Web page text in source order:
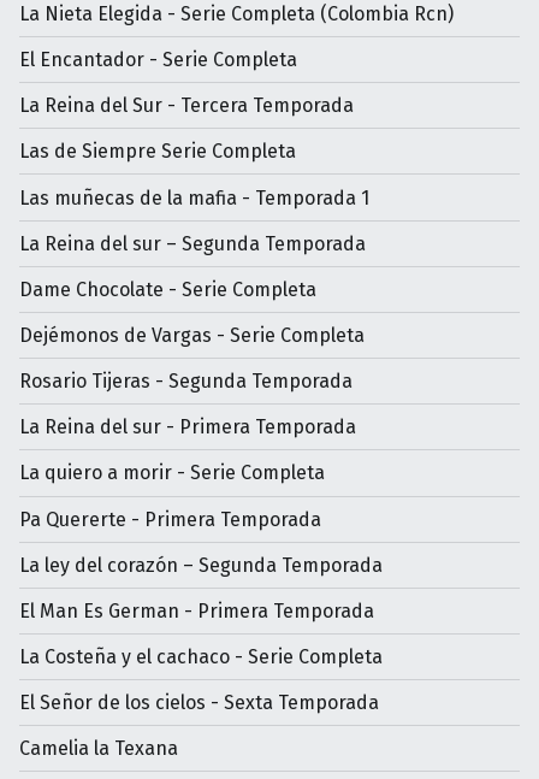
La Nieta Elegida - Serie Completa (Colombia Rcn)
El Encantador - Serie Completa
La Reina del Sur - Tercera Temporada
Las de Siempre Serie Completa
Las muñecas de la mafia - Temporada 1
La Reina del sur – Segunda Temporada
Dame Chocolate - Serie Completa
Dejémonos de Vargas - Serie Completa
Rosario Tijeras - Segunda Temporada
La Reina del sur - Primera Temporada
La quiero a morir - Serie Completa
Pa Quererte - Primera Temporada
La ley del corazón – Segunda Temporada
El Man Es German - Primera Temporada
La Costeña y el cachaco - Serie Completa
El Señor de los cielos - Sexta Temporada
Camelia la Texana